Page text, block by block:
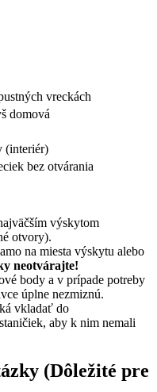
vreckách
domová
(interiér)
bez otvárania
výskytom
otvory).
na miesta výskytu alebo
neotvárajte!
body a v prípade potreby
úplne nezmiznú.
vkladať do
aby k nim nemali
(Dôležité pre